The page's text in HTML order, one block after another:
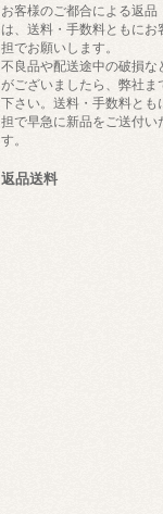
お客様のご都合による返品
は、送料・手数料ともにお
担でお願いします。
不良品や配送途中の破損な
がございましたら、弊社ま
下さい。送料・手数料とも
担で早急に新品をご送付い
す。
返品送料